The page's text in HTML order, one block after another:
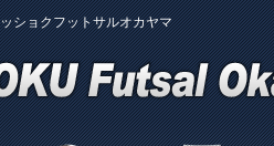
ショクフットサルオカヤマ
ュース ご利用案内・料金